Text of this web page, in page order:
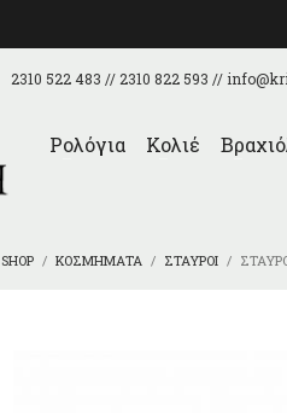
2310 522 483 // 2310 822 593 //
Ρολόγια Κολιέ
SHOP ΚΟΣΜΉΜΑΤΑ ΣΤΑΥΡΟΊ